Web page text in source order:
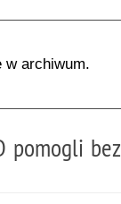
w archiwum.
pomogli